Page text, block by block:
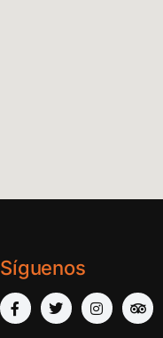
Síguenos